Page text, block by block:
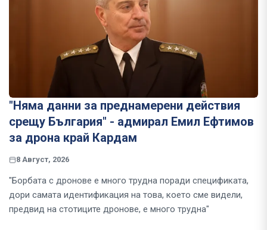
"Няма данни за преднамерени действия
срещу България" - адмирал Емил Ефтимов
за дрона край Кардам
8 Август, 2026
"Борбата с дронове е много трудна поради спецификата,
дори самата идентификация на това, което сме видели,
предвид на стотиците дронове, е много трудна"